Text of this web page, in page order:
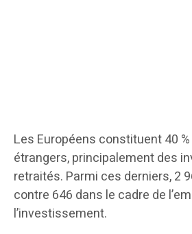
Les Européens constituent 40
étrangers, principalement des
retraités. Parmi ces derniers, 2
contre 646 dans le cadre de
l’investissement.